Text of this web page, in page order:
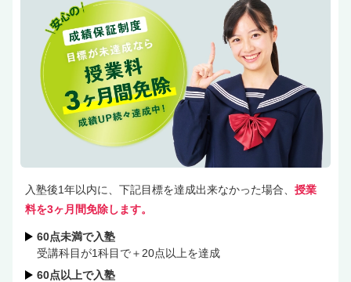
入塾後1年以内に、下記目標を達成出来なかった場合、 授業
料を3ヶ月間免除します。
60点未満で入塾
受講科目が1科目で＋20点以上を達成
60点以上で入塾